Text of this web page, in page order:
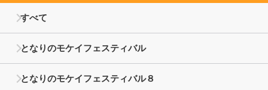
すべて
となりのモケイフェスティバル
となりのモケイフェスティバル８